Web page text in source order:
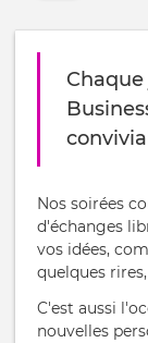
Nos soirées
d'échanges
vos idées,
quelques
C'est aussi
nouvelles